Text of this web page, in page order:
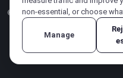
© 2026 CloudSigma Holding AG.
Политика
non-essential, or choose
Manage